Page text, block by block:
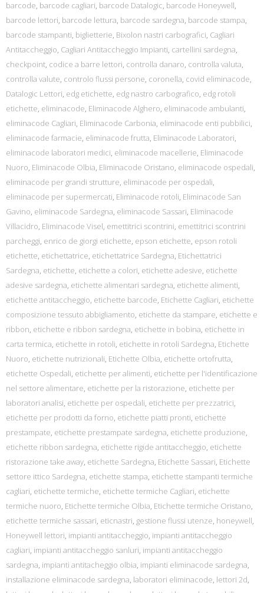
barcode, barcode cagliari, barcode Datalogic, barcode Honeywell,
barcode lettori, barcode lettura, barcode sardegna, barcode stampa,
barcode stampanti, biglietterie, Bixolon nastri carbografici, Cagliari
Antitaccheggio, Cagliari Antitaccheggio Impianti, cartellini sardegna,
checkpoint, codice a barre lettori, controlla danaro, controlla valuta,
controlla valute, controlo flussi persone, coronella, covid eliminacode,
Datalogic Lettori, edg etichette, edg nastro carbografico, edg rotoli
etichette, eliminacode, Eliminacode Alghero, eliminacode ambulanti,
eliminacode Cagliari, Eliminacode Carbonia, eliminacode enti pubbilici,
eliminacode farmacie, eliminacode frutta, Eliminacode Laboratori,
eliminacode laboratori medici, eliminacode macellerie, Eliminacode
Nuoro, Eliminacode Olbia, Eliminacode Oristano, eliminacode ospedali,
eliminacode per grandi strutture, eliminacode per ospedali,
eliminacode per supermercati, Eliminacode rotoli, Eliminacode San
Gavino, eliminacode Sardegna, eliminacode Sassari, Eliminacode
Villacidro, Eliminacode Visel, emettitrici scontrini, emettitrici scontrini
parcheggi, enrico de giorgi etichette, epson etichette, epson rotoli
etichette, etichettatrice, etichettatrice Sardegna, Etichettatrici
Sardegna, etichette, etichette a colori, etichette adesive, etichette
adesive sardegna, etichette alimentari sardegna, etichette alimenti,
etichette antitaccheggio, etichette barcode, Etichette Cagliari, etichette
composizione tessuto abbigliamento, etichette da stampare, etichette e
ribbon, etichette e ribbon sardegna, etichette in bobina, etichette in
carta termica, etichette in rotoli, etichette in rotoli Sardegna, Etichette
Nuoro, etichette nutrizionali, Etichette Olbia, etichette ortofrutta,
etichette Ospedali, etichette per alimenti, etichette per l'identificazione
nel settore alimentare, etichette per la ristorazione, etichette per
laboratori analisi, etichette per ospedali, etichette per prezzatrici,
etichette per prodotti da forno, etichette piatti pronti, etichette
prestampate, etichette prestampate sardegna, etichette produzione,
etichette ribbon sardegna, etichette rigide antitaccheggio, etichette
ristorazione take away, etichette Sardegna, Etichette Sassari, Etichette
settore ittico Sardegna, etichette stampa, etichette stampanti termiche
cagliari, etichette termiche, etichette termiche Cagliari, etichette
termiche nuoro, Etichette termiche Olbia, Etichette termiche Oristano,
etichette termiche sassari, eticnastri, gestione flussi utenze, honeywell,
Honeywell lettori, impianti antitaccheggio, impianti antitaccheggio
cagliari, impianti antitaccheggio sanluri, impianti antitaccheggio
sardegna, impianti antitacheggio olbia, impianti eliminacode sardegna,
installazione eliminacode sardegna, laboratori eliminacode, lettori 2d,